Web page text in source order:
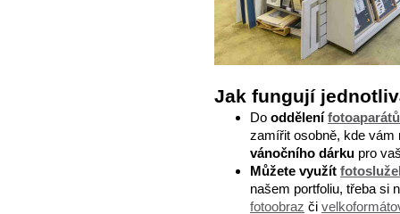
Jak fungují
Do oddělenífotoaparátů
zamířit osobně, kde vám
vánočního dárku pro
Můžete využít
našem portfoliu, třeba si
fotoobraz či